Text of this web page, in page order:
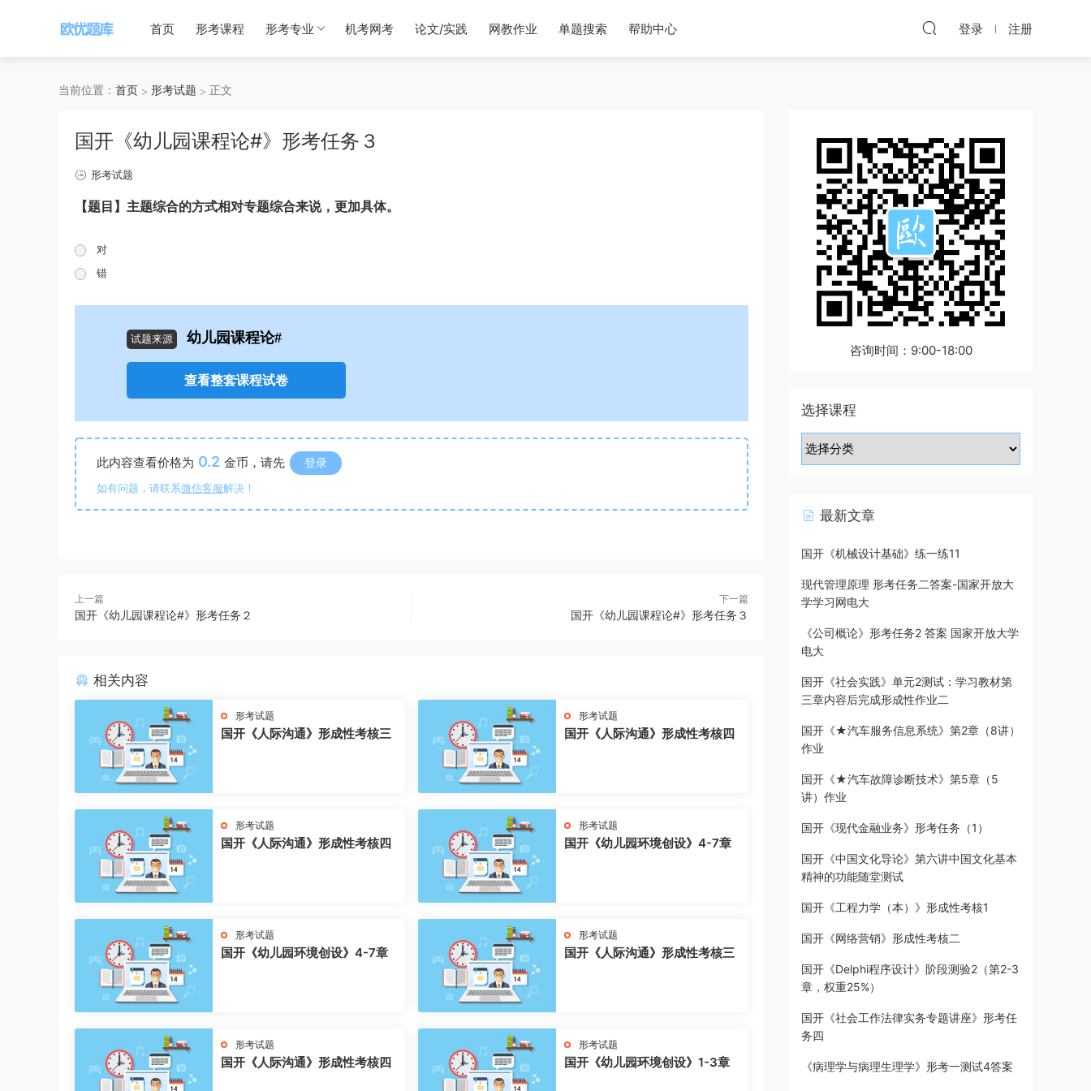
首页 形考课程 形考专业 机考网考 论文/实践 网教作业 单题搜索 帮助中心 登录 注册
当前位置： 首页 形考试题 正文
国开《幼儿园课程论#》形考任务３
形考试题
【题目】主题综合的方式相对专题综合来说，更加具体。
对
错
试题来源 幼儿园课程论#
查看整套课程试卷
此内容查看价格为 0.2 金币，请先 登录
如有问题，请联系微信客服解决！
上一篇
国开《幼儿园课程论#》形考任务２
下一篇
国开《幼儿园课程论#》形考任务３
相关内容
形考试题
国开《人际沟通》形成性考核三
形考试题
国开《人际沟通》形成性考核四
形考试题
国开《人际沟通》形成性考核四
形考试题
国开《幼儿园环境创设》4-7章
形考试题
国开《幼儿园环境创设》4-7章
形考试题
国开《人际沟通》形成性考核三
形考试题
国开《人际沟通》形成性考核四
形考试题
国开《幼儿园环境创设》1-3章
咨询时间：9:00-18:00
选择课程
最新文章
国开《机械设计基础》练一练11
现代管理原理 形考任务二答案-国家开放大
学学习网电大
《公司概论》形考任务2 答案 国家开放大学
电大
国开《社会实践》单元2测试：学习教材第
三章内容后完成形成性作业二
国开《★汽车服务信息系统》第2章（8讲）
作业
国开《★汽车故障诊断技术》第5章（5
讲）作业
国开《现代金融业务》形考任务（1）
国开《中国文化导论》第六讲中国文化基本
精神的功能随堂测试
国开《工程力学（本）》形成性考核1
国开《网络营销》形成性考核二
国开《Delphi程序设计》阶段测验2（第2-3
章，权重25%）
国开《社会工作法律实务专题讲座》形考任
务四
《病理学与病理生理学》形考一测试4答案